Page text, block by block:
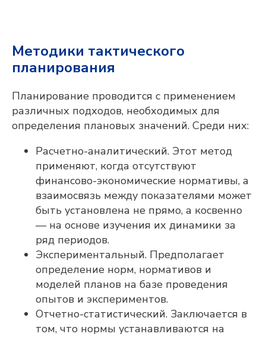
Методики тактического
планирования
Планирование проводится с применением
различных подходов, необходимых для
определения плановых значений. Среди них:
Расчетно-аналитический. Этот метод
применяют, когда отсутствуют
финансово-экономические нормативы, а
взаимосвязь между показателями может
быть установлена не прямо, а косвенно
— на основе изучения их динамики за
ряд периодов.
Экспериментальный. Предполагает
определение норм, нормативов и
моделей планов на базе проведения
опытов и экспериментов.
Отчетно-статистический. Заключается в
том, что нормы устанавливаются на
Оставьте контакты,
и мы свяжемся с